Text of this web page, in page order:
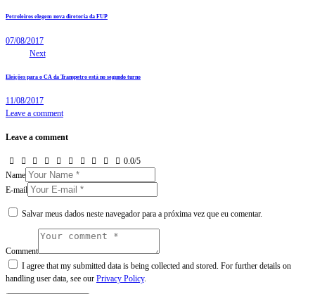
Petroleiros elegem nova diretoria da FUP
07/08/2017
Next
Eleições para o CA da Transpetro está no segundo turno
11/08/2017
Leave a comment
Leave a comment
0.0/5
Name
E-mail
Salvar meus dados neste navegador para a próxima vez que eu comentar.
Comment
I agree that my submitted data is being collected and stored. For further details on
handling user data, see our Privacy Policy.